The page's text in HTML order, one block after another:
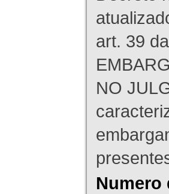
art. 39
NO
Numero